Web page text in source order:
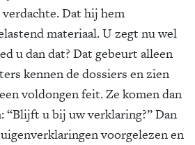
Dat hij hem
materiaal. U zegt nu wel
u dan dat? Dat gebeurt alleen
kennen de dossiers en zien
voldongen feit. Ze komen dan
“Blijft u bij uw verklaring?” Dan
voorgelezen en